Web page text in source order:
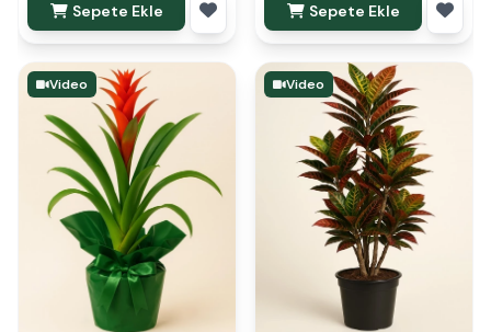
Sepete Ekle Sepete Ekle
Video Video